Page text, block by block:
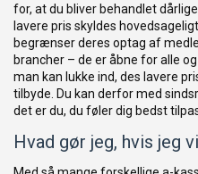
for, at du bliver behandlet
lavere pris skyldes
begrænser deres optag af
brancher – de er åbne for alle
man kan lukke ind, des lavere
tilbyde. Du kan derfor med
det er du, du føler dig bedst
Hvad gør jeg, hvis jeg